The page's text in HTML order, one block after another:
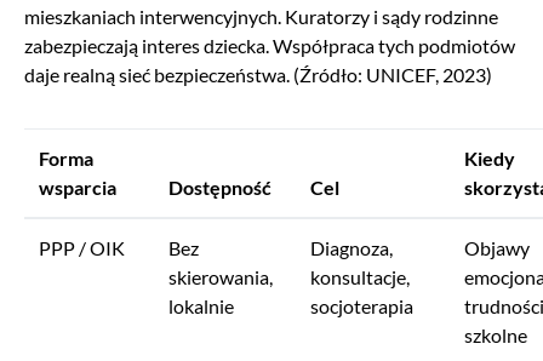
mieszkaniach interwencyjnych. Kuratorzy i sądy rodzinne
zabezpieczają interes dziecka. Współpraca tych podmiotów
daje realną sieć bezpieczeństwa. (Źródło: UNICEF, 2023)
Forma
wsparcia
Dostępność Cel
Kiedy
PPP / OIK
Bez
skierowania,
lokalnie
Diagnoza,
konsultacje,
socjoterapia
Objawy
trudności
szkolne